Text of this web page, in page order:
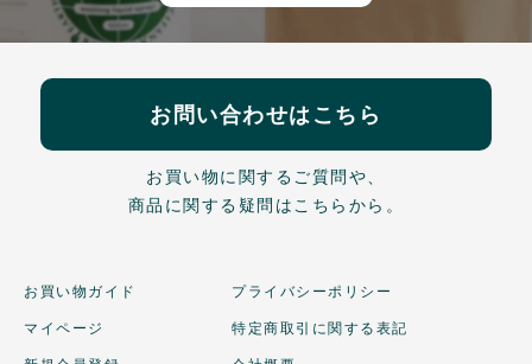
お問い合わせはこちら
お買い物に関するご質問や、
商品に関する疑問はこちらから。
お買い物ガイド
マイページ
プライバシーポリシー
特定商取引に関する表記